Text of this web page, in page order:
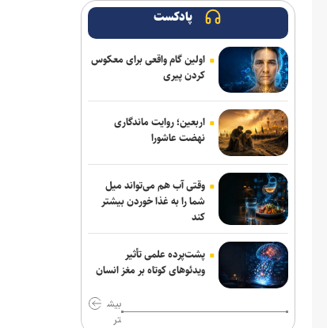
پادکست
اولین گام واقعی برای معکوس
کردن پیری
اربعین؛ روایت ماندگاری
نهضت عاشورا
وقتی آب هم می‌تواند میل
شما را به غذا خوردن بیشتر
کند
پشت‌پرده علمی تأثیر
ویدئو‌های کوتاه بر مغز انسان
بیش
تر